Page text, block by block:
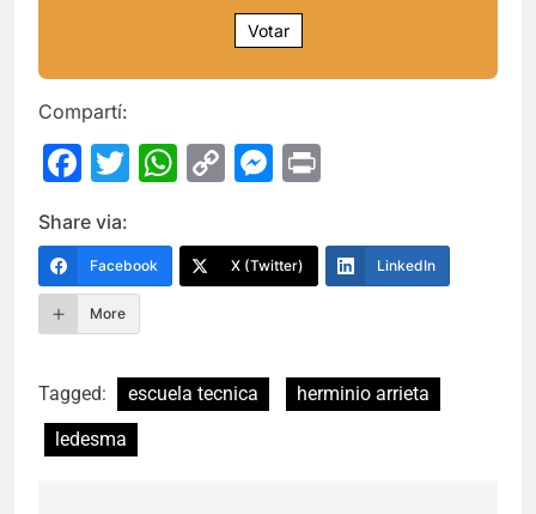
Votar
Compartí:
Facebook
Twitter
WhatsApp
CopyMessenger
Share via:
Facebook X (Twitter) LinkedIn
More
Tagged: escuela tecnica
herminio arrieta
ledesma